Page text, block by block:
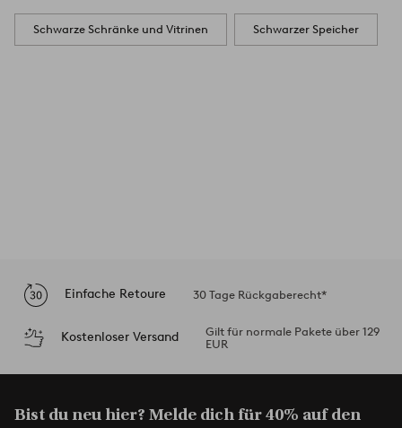
Schwarze Schränke und Vitrinen Schwarzer Speicher
Einfache Retoure 30 Tage Rückgaberecht*
Kostenloser Versand
Gilt für normale Pakete über 129
EUR
Bist du neu hier? Melde dich für 40% auf den